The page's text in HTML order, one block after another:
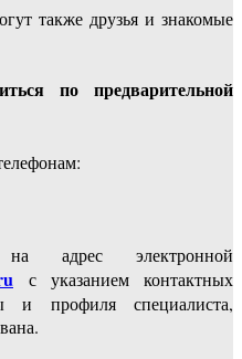
также друзья и знакомые
по предварительной
адрес электронной
с указанием контактных
и профиля специалиста,